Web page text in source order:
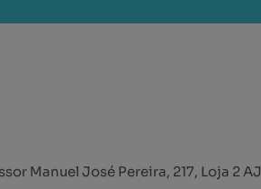
Manuel José Pereira, 217, Loja 2 AJ